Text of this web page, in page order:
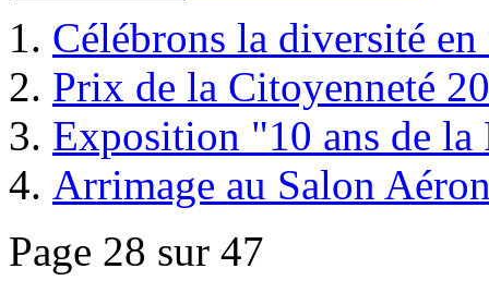
Célébrons la diversité
Prix de la Citoyenneté
Exposition "10 ans de
Arrimage au Salon
Page 28 sur 47